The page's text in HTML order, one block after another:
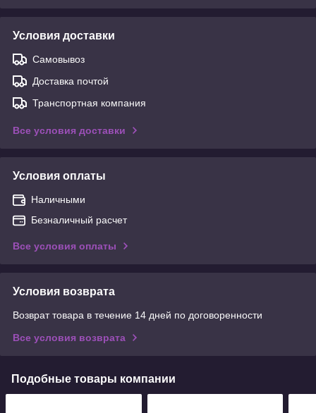
Условия доставки
Самовывоз
Доставка почтой
Транспортная компания
Все условия доставки
Условия оплаты
Наличными
Безналичный расчет
Все условия оплаты
Условия возврата
Возврат товара в течение 14 дней по договоренности
Все условия возврата
Подобные товары компании